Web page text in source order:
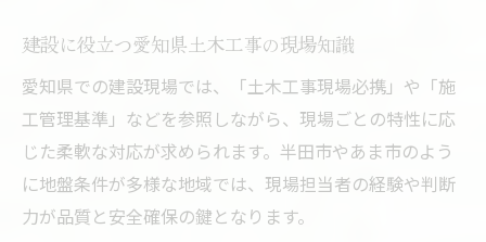
建設に役立つ愛知県土木工事の現場知識
愛知県での建設現場では、「土木工事現場必携」や「施
工管理基準」などを参照しながら、現場ごとの特性に応
じた柔軟な対応が求められます。半田市やあま市のよう
に地盤条件が多様な地域では、現場担当者の経験や判断
力が品質と安全確保の鍵となります。